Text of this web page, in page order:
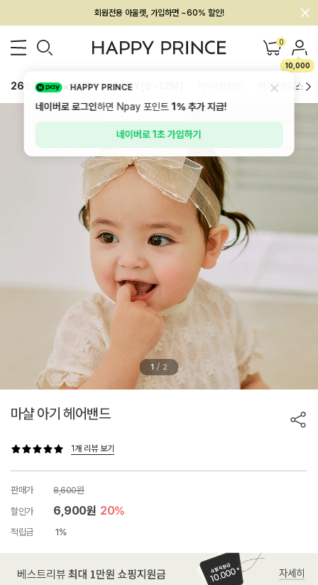
회원전용 아울렛, 가입하면 ~60% 할인!
멤버십 최대 28,000원 혜택 0
10,000
26SS 신상 BEST BABY[6~12M] 하의/레깅스
1 / 2
마샬 아기 헤어밴드
1개 리뷰 보기
판매가
8,600원
할인가
6,900원 20%
적립금 1%
HAPPY PRINCE
네이버로 로그인하면 Npay 포인트1%추가 지급!
네이버로 1초 가입하기